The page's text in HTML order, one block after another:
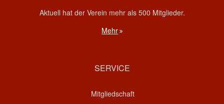
Aktuell hat der Verein mehr als 500 Mitglieder.
Mehr
SERVICE
Mitgliedschaft